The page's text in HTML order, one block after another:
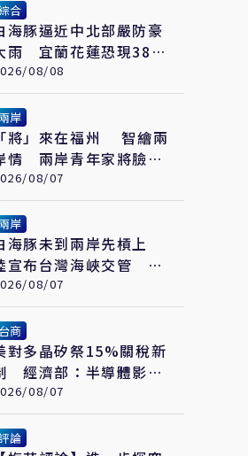
合
海豚逼近中北部嚴防豪
雨 宜蘭花蓮恐現38度
端高溫
08/08
岸
「將」來在福州 智繪兩
情 兩岸青年家將臉譜
畫大賽在福州開幕
08/07
岸
海豚未到兩岸先槓上
宣布台灣海峽交管 陸
會：不勞費心
08/07
商
對多晶矽祭15%關稅新
經濟部：半導體影響
控、太陽能產業衝擊有
08/07
論